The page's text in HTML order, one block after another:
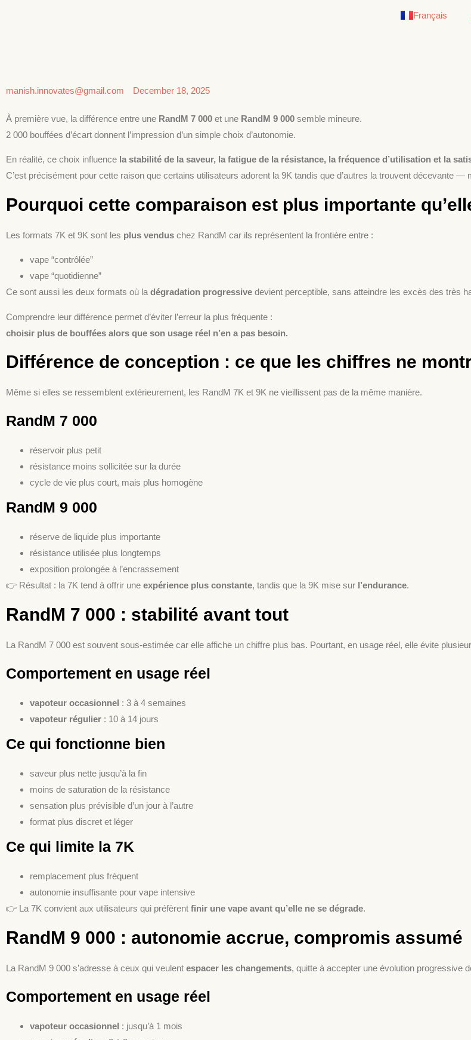
Français
English
manish.innovates@gmail.com December 18, 2025
À première vue, la différence entre une RandM 7 000 et une RandM 9 000 semble mineure.
2 000 bouffées d’écart donnent l’impression d’un simple choix d’autonomie.
En réalité, ce choix influence la stabilité de la saveur, la fatigue de la résistance, la fréquence d’utilisation et la
C’est précisément pour cette raison que certains utilisateurs adorent la 9K tandis que d’autres la trouvent décevante —
Pourquoi cette comparaison est plus importante
Les formats 7K et 9K sont les plus vendus chez RandM car ils représentent la frontière entre :
vape “contrôlée”
vape “quotidienne”
Ce sont aussi les deux formats où la dégradation progressive devient perceptible, sans atteindre les excès des très
Comprendre leur différence permet d’éviter l’erreur la plus fréquente :
choisir plus de bouffées alors que son usage réel n’en a pas besoin.
Différence de conception : ce que les chiffres ne
Même si elles se ressemblent extérieurement, les RandM 7K et 9K ne vieillissent pas de la même manière.
RandM 7 000
réservoir plus petit
résistance moins sollicitée sur la durée
cycle de vie plus court, mais plus homogène
RandM 9 000
réserve de liquide plus importante
résistance utilisée plus longtemps
exposition prolongée à l’encrassement
👉 Résultat : la 7K tend à offrir une expérience plus constante, tandis que la 9K mise sur l’endurance.
RandM 7 000 : stabilité avant tout
La RandM 7 000 est souvent sous-estimée car elle affiche un chiffre plus bas. Pourtant, en usage réel, elle évite
Comportement en usage réel
vapoteur occasionnel : 3 à 4 semaines
vapoteur régulier : 10 à 14 jours
Ce qui fonctionne bien
saveur plus nette jusqu’à la fin
moins de saturation de la résistance
sensation plus prévisible d’un jour à l’autre
format plus discret et léger
Ce qui limite la 7K
remplacement plus fréquent
autonomie insuffisante pour vape intensive
👉 La 7K convient aux utilisateurs qui préfèrent finir une vape avant qu’elle ne se dégrade.
RandM 9 000 : autonomie accrue, compromis assumé
La RandM 9 000 s’adresse à ceux qui veulent espacer les changements, quitte à accepter une évolution progressive
Comportement en usage réel
vapoteur occasionnel : jusqu’à 1 mois